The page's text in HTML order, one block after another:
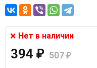
Нет в наличии
394 ₽ 507₽